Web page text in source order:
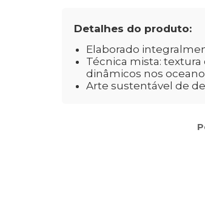
Detalhes do produto:
Elaborado
Técnica mista:
dinâmicos nos
Arte sustentável de